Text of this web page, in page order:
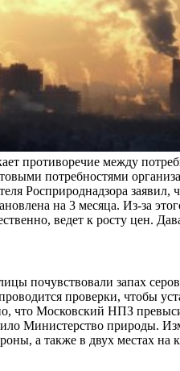
противоречие между
потребностями
Росприроднадзора заявил,
на 3 месяца. Из-за
ведет к росту цен.
почувствовали запах
проверки, чтобы
что Московский НПЗ
Министерство природы.
а также в двух местах на